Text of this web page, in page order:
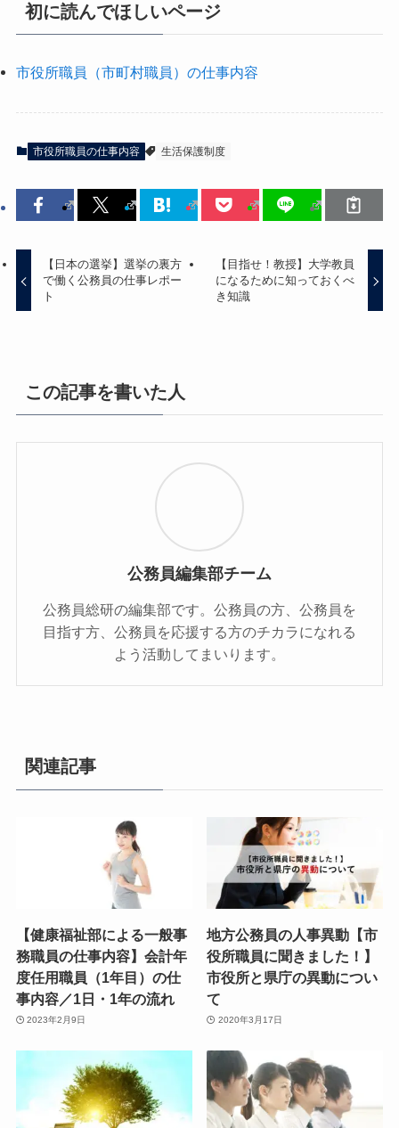
初に読んでほしいページ
市役所職員（市町村職員）の仕事内容
市役所職員の仕事内容 生活保護制度
【日本の選挙】選挙の裏方
で働く公務員の仕事レポー
ト
【目指せ！教授】大学教員
になるために知っておくべ
き知識
この記事を書いた人
公務員編集部チーム
公務員総研の編集部です。公務員の方、公務員を
目指す方、公務員を応援する方のチカラになれる
よう活動してまいります。
関連記事
【健康福祉部による一般事
務職員の仕事内容】会計年
度任用職員（1年目）の仕
事内容／1日・1年の流れ
2023年2月9日
地方公務員の人事異動【市
役所職員に聞きました！】
市役所と県庁の異動につい
て
2020年3月17日